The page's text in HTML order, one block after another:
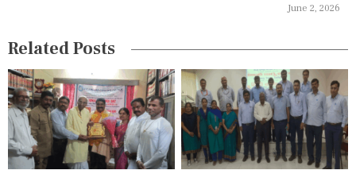
n
June 2, 2026
Related Posts